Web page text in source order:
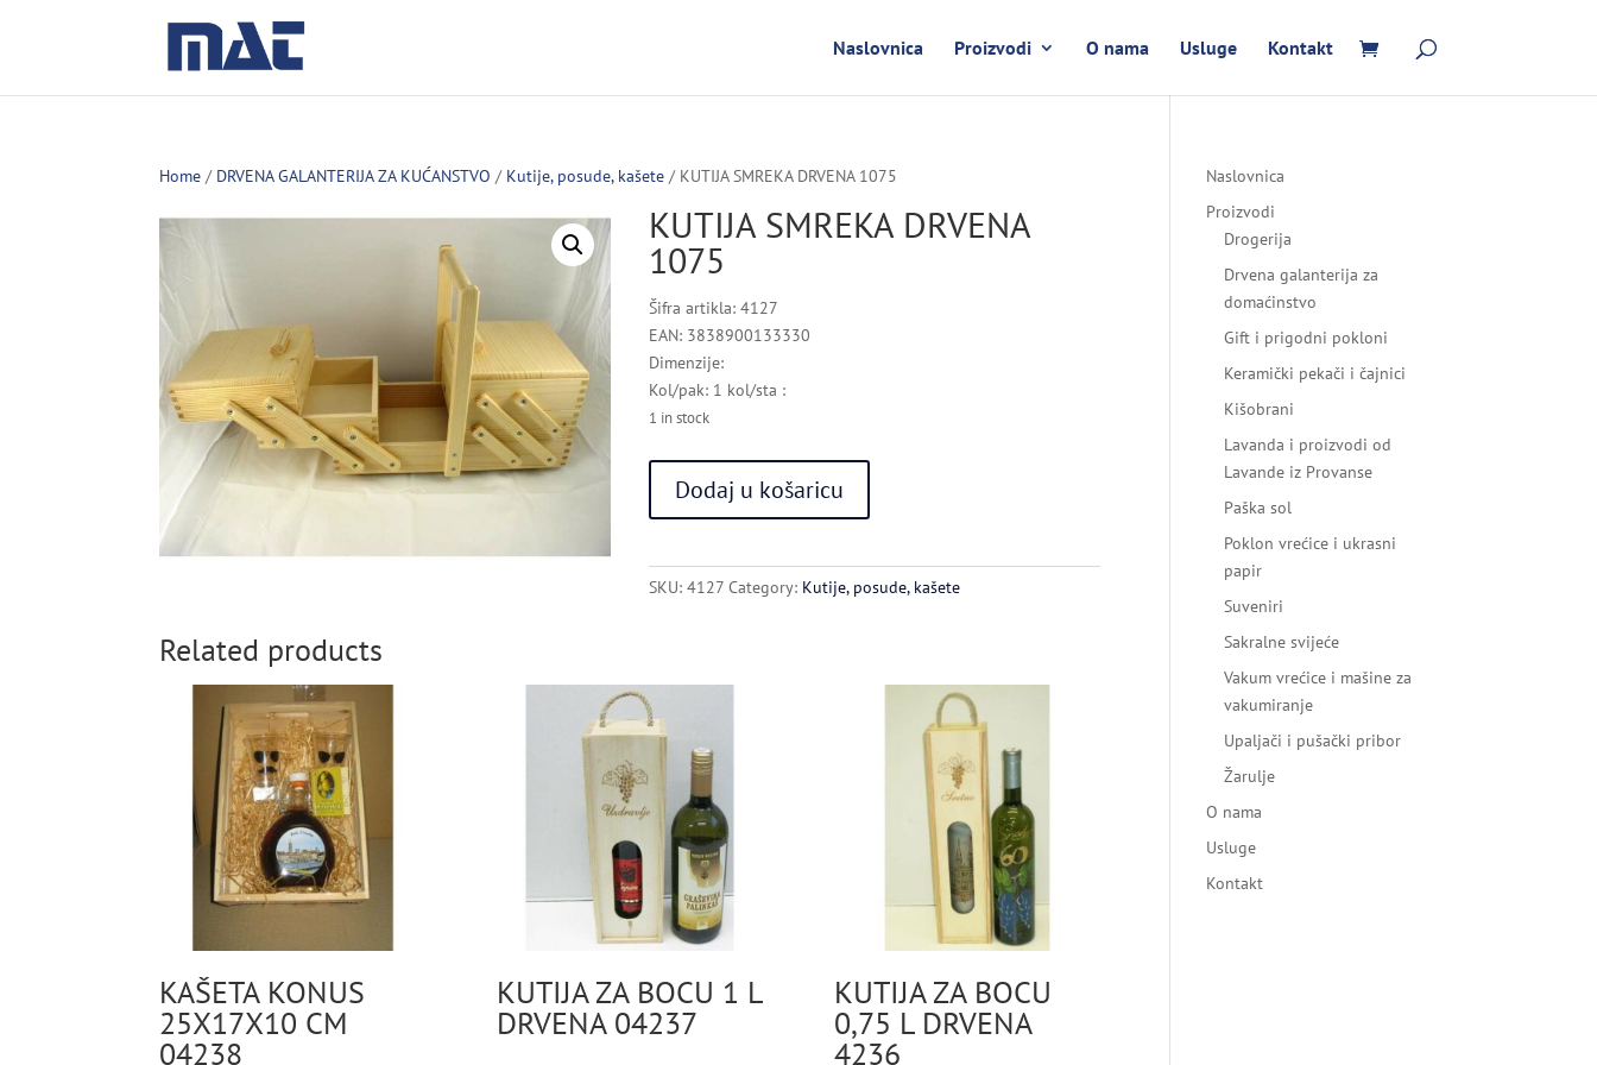
Naslovnica Proizvodi O nama Usluge Kontakt
Home / DRVENA GALANTERIJA ZA KUĆANSTVO / Kutije, posude, kašete / KUTIJA SMREKA DRVENA 1075
KUTIJA SMREKA DRVENA
1075
Šifra artikla: 4127
EAN: 3838900133330
Dimenzije:
Kol/pak: 1 kol/sta :
1 in stock
SMREKA
DRVENA
quantity
Dodaj u košaricu
SKU:4127 Category: Kutije, posude, kašete
Related products
KAŠETA KONUS
25X17X10 CM
04238
KUTIJA ZA BOCU 1 L
DRVENA 04237
KUTIJA ZA BOCU
0,75 L DRVENA
4236
Naslovnica
Proizvodi
Drogerija
Drvena galanterija za
domaćinstvo
Gift i prigodni pokloni
Keramički pekači i čajnici
Kišobrani
Lavanda i proizvodi od
Lavande iz Provanse
Paška sol
Poklon vrećice i ukrasni
papir
Suveniri
Sakralne svijeće
Vakum vrećice i mašine za
vakumiranje
Upaljači i pušački pribor
Žarulje
O nama
Usluge
Kontakt